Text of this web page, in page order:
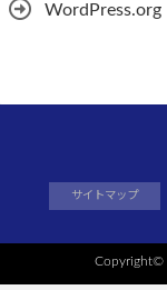
WordPress.org
サイトマップ
Copyright©